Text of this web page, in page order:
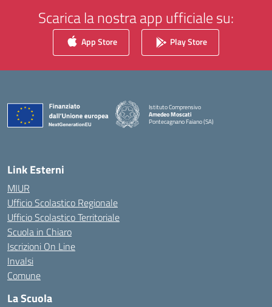
Scarica la nostra app ufficiale su:
App Store Play Store
Istituto Comprensivo
Amedeo Moscati
Pontecagnano Faiano (SA)
— Visita la pagina iniziale della scuola
Link Esterni
MIUR
Ufficio Scolastico Regionale
Ufficio Scolastico Territoriale
Scuola in Chiaro
Iscrizioni On Line
Invalsi
Comune
La Scuola